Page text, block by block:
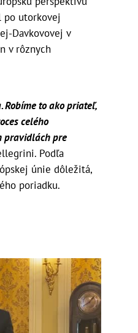
po utorkovej
Davkovovej v
v rôznych
Robíme to ako priateľ,
celého
pravidlách pre
Podľa
únie dôležitá,
poriadku.